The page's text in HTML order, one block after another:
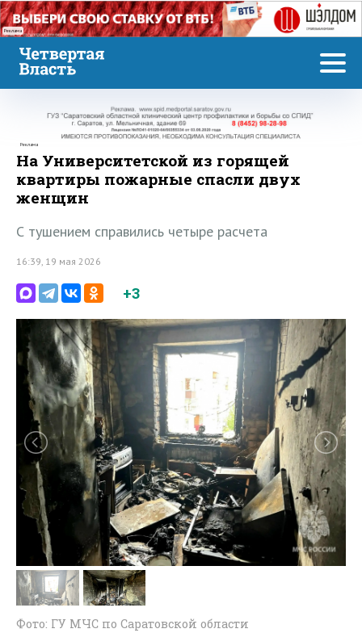
Реклама
Реклама
На Университетской из горящей
квартиры пожарные спасли двух
женщин
С тушением справились четыре расчета
16:39, 19 мая 2026
+3
Фото: ГУ МЧС по Саратовской области